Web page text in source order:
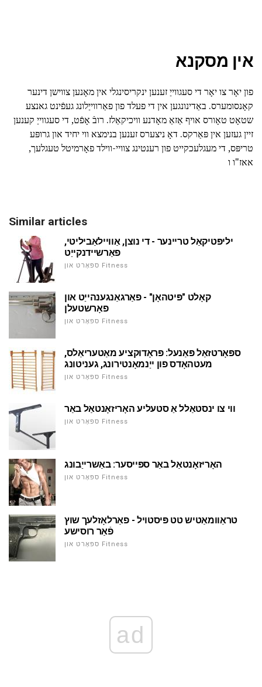
אין מסקנא
פון יאָר צו יאָר די סעגווייַ זענען ינקריסינגלי אין מאָנען צווישן דינער
קאָנסומערס. באַדינונגען אין די פעלד פון פאַרווייַלונג געפֿינט גאנצע
שטאָט טאָורס אויף אַזאַ מאָדנע וויכיקאַלז. רובֿ אָפֿט, די סעגווייַ קענען
זיין געזען אין פּאַרקס. דאָ ניצערס זענען בנימצא ווי יחיד און גרופּע
טריפּס, די מעגלעכקייט פון רענטינג צוויי-ווילד פאָרמיטל טעגלעך,
אאז"ו ו
Similar articles
יליפּטיקאַל טריינער - די נוצן, אַוויילאַביליטי,
פאַרשיידנקייַט
ספּאָרט און Fitness
קאָלט "פּיטהאָן" - פאַרגאַנגענהייַט און
פאָרשטעלן
ספּאָרט און Fitness
ספּאָרטזאַל פּאַנעל: פּראָדוקציע מאַטעריאַלס,
מעטהאָדס פון ייַנמאָנטירונג, געניטונג
ספּאָרט און Fitness
ווי צו ינסטאַלל אַ סטעליע האָריזאָנטאַל באַר
ספּאָרט און Fitness
האָריזאָנטאַל באַר ספּייסער: באַשרייַבונג
ספּאָרט און Fitness
טראַוומאַטיש טט פּיסטויל - פאַרלאָזלעך שוץ
פֿאַר רוסישע
ספּאָרט און Fitness
ad